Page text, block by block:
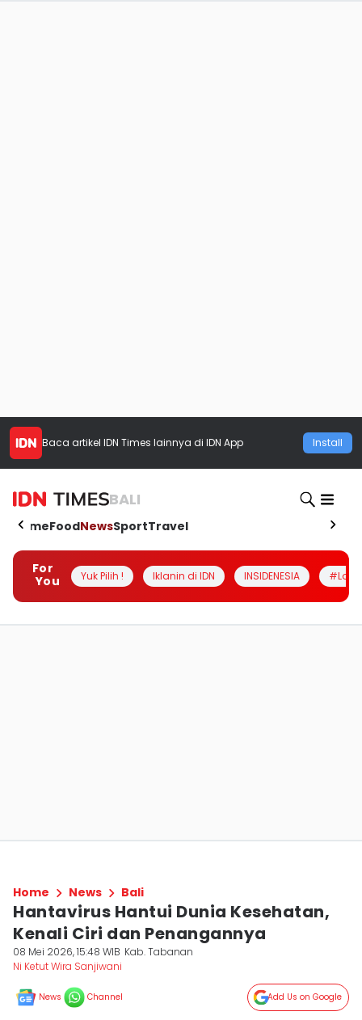
Baca artikel IDN Times lainnya di IDN App Install
BALI
HomeFoodNewsSportTravel
For
You
Yuk Pilih ! Iklanin di IDN INSIDENESIA
Home News Bali
Hantavirus Hantui Dunia Kesehatan,
Kenali Ciri dan Penangannya
08 Mei 2026, 15:48 WIB Kab. Tabanan
Ni Ketut Wira Sanjiwani
News Channel Add Us on Google